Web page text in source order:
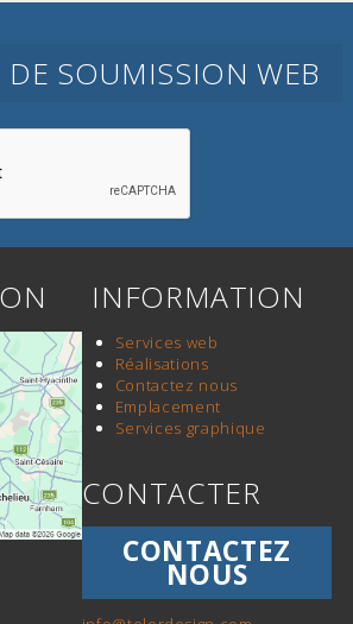
SOUMISSION WEB
INFORMATION
Services web
Réalisations
Contactez nous
Emplacement
Services graphique
CONTACTER
CONTACTEZ
NOUS